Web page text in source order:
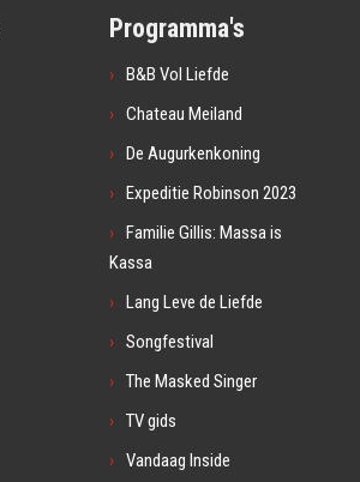
Programma's
B&B Vol Liefde
Chateau Meiland
De Augurkenkoning
Expeditie Robinson 2023
Familie Gillis: Massa is
Kassa
Lang Leve de Liefde
Songfestival
The Masked Singer
TV gids
Vandaag Inside